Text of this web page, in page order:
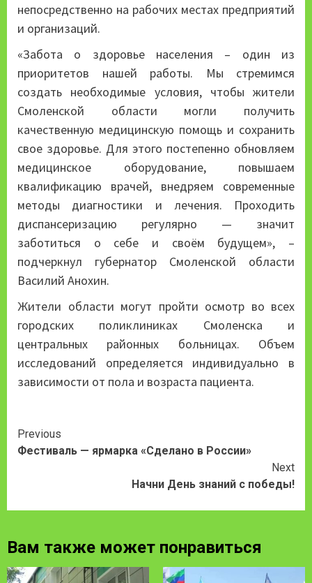
непосредственно на рабочих местах предприятий
и организаций.
«Забота о здоровье населения – один из
приоритетов нашей работы. Мы стремимся
создать необходимые условия, чтобы жители
Смоленской области могли получить
качественную медицинскую помощь и сохранить
свое здоровье. Для этого постепенно обновляем
медицинское оборудование, повышаем
квалификацию врачей, внедряем современные
методы диагностики и лечения. Проходить
диспансеризацию регулярно — значит
заботиться о себе и своём будущем», –
подчеркнул губернатор Смоленской области
Василий Анохин.
Жители области могут пройти осмотр во всех
городских поликлиниках Смоленска и
центральных районных больницах. Объем
исследований определяется индивидуально в
зависимости от пола и возраста пациента.
Continue
Reading
Previous
Фестиваль — ярмарка «Сделано в России»
Next
Начни День знаний с победы!
Вам также может понравиться